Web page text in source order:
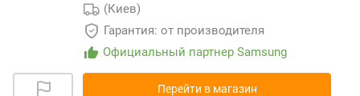
(Киев)
Гарантия: от производителя
Официальный партнер Samsung
Перейти в магазин